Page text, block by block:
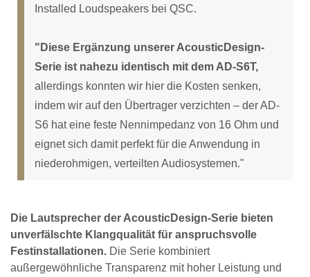
Installed Loudspeakers bei QSC.
"Diese Ergänzung unserer AcousticDesign-
Serie ist nahezu identisch mit dem AD-S6T,
allerdings konnten wir hier die Kosten senken,
indem wir auf den Übertrager verzichten – der AD-
S6 hat eine feste Nennimpedanz von 16 Ohm und
eignet sich damit perfekt für die Anwendung in
niederohmigen, verteilten Audiosystemen."
Die Lautsprecher der AcousticDesign-Serie bieten
unverfälschte Klangqualität für anspruchsvolle
Festinstallationen. Die Serie kombiniert
außergewöhnliche Transparenz mit hoher Leistung und